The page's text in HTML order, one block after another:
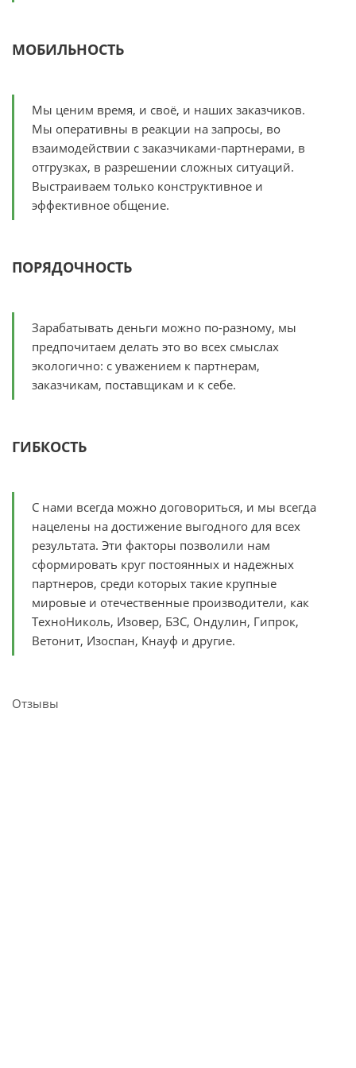
МОБИЛЬНОСТЬ
Мы ценим время, и своё, и наших заказчиков.
Мы оперативны в реакции на запросы, во
взаимодействии с заказчиками-партнерами, в
отгрузках, в разрешении сложных ситуаций.
Выстраиваем только конструктивное и
эффективное общение.
ПОРЯДОЧНОСТЬ
Зарабатывать деньги можно по-разному, мы
предпочитаем делать это во всех смыслах
экологично: с уважением к партнерам,
заказчикам, поставщикам и к себе.
ГИБКОСТЬ
С нами всегда можно договориться, и мы всегда
нацелены на достижение выгодного для всех
результата. Эти факторы позволили нам
сформировать круг постоянных и надежных
партнеров, среди которых такие крупные
мировые и отечественные производители, как
ТехноНиколь, Изовер, БЗС, Ондулин, Гипрок,
Ветонит, Изоспан, Кнауф и другие.
Отзывы